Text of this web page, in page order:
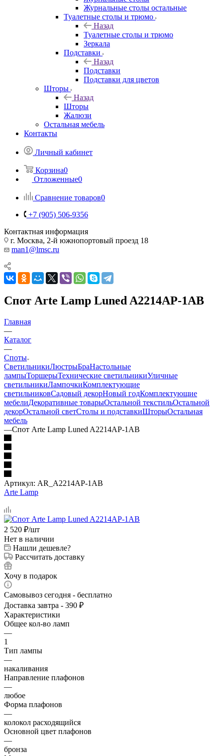
Журнальные столы остальные
Туалетные столы и трюмо
Назад
Туалетные столы и трюмо
Зеркала
Подставки
Назад
Подставки
Подставки для цветов
Шторы
Назад
Шторы
Жалюзи
Остальная мебель
Контакты
Личный кабинет
Корзина0
Отложенные0
Сравнение товаров0
+7 (905) 506-9356
Контактная информация
г. Москва, 2-й южнопортовый проезд 18
man1@lmsc.ru
Спот Arte Lamp Luned A2214AP-1AB
Главная
—
Каталог
—
Споты
СветильникиЛюстрыБраНастольные
лампыТоршерыТехнические светильникиУличные
светильникиЛампочкиКомплектующие
светильниковСадовый декорНовый годКомплектующие
мебелиДекоративные товарыОстальной текстильОстальной
декорОстальной светСтолы и подставкиШторыОстальная
мебель
—Спот Arte Lamp Luned A2214AP-1AB
Артикул: AR_A2214AP-1AB
Arte Lamp
2 520 ₽/шт
Нет в наличии
Нашли дешевле?
Рассчитать доставку
Хочу в подарок
Самовывоз сегодня - бесплатно
Доставка завтра - 390 ₽
Характеристики
Общее кол-во ламп
—
1
Тип лампы
—
накаливания
Направление плафонов
—
любое
Форма плафонов
—
колокол расходящийся
Основной цвет плафонов
—
бронза